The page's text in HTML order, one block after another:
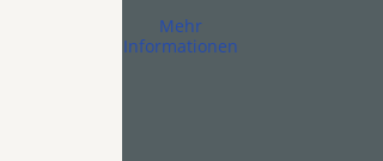
Mehr
Informationen